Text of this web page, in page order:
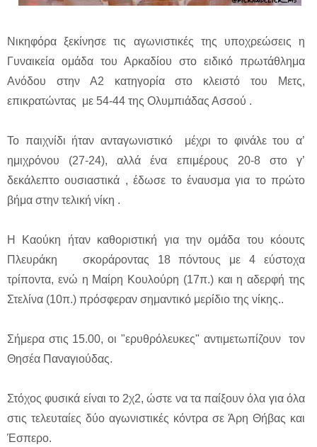
Νικηφόρα ξεκίνησε τις αγωνιστικές της υποχρεώσεις η
Γυναικεία ομάδα του Αρκαδίου στο ειδικό πρωτάθλημα
Ανόδου στην Α2 κατηγορία στο κλειστό του Μετς,
επικρατώντας με 54-44 της Ολυμπιάδας Ασσού .
Το παιχνίδι ήταν ανταγωνιστικό μέχρι το φινάλε του α’
ημιχρόνου (27-24), αλλά ένα επιμέρους 20-8 στο γ’
δεκάλεπτο ουσιαστικά , έδωσε το έναυσμα για το πρώτο
βήμα στην τελική νίκη .
H Καούκη ήταν καθοριστική για την ομάδα του κόουτς
Πλευράκη σκοράροντας 18 πόντους με 4 εύστοχα
τρίποντα, ενώ η Μαίρη Κουλούρη (17π.) και η αδερφή της
Στελίνα (10π.) πρόσφεραν σημαντικό μερίδιο της νίκης..
Σήμερα στις 15.00, οι "ερυθρόλευκες" αντιμετωπίζουν τον
Θησέα Παναγιούδας.
Στόχος φυσικά είναι το 2χ2, ώστε να τα παίξουν όλα για όλα
στις τελευταίες δύο αγωνιστικές κόντρα σε Άρη Θήβας και
Έσπερο.